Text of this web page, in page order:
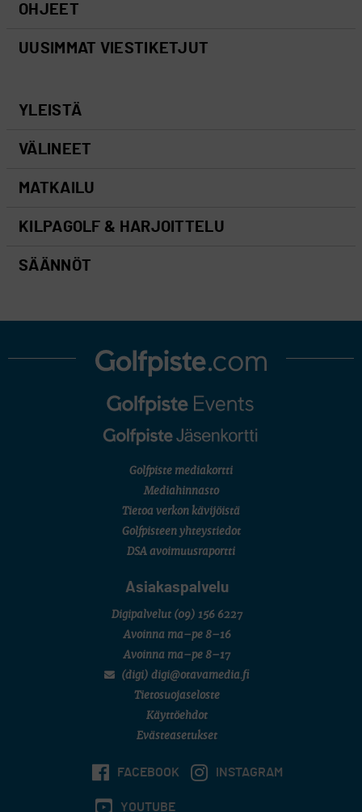
OHJEET
UUSIMMAT VIESTIKETJUT
YLEISTÄ
VÄLINEET
MATKAILU
KILPAGOLF & HARJOITTELU
SÄÄNNÖT
Golfpiste mediakortti
Mediahinnasto
Tietoa verkon kävijöistä
Golfpisteen yhteystiedot
DSA avoimuusraportti
Asiakaspalvelu
Digipalvelut (09) 156 6227
Avoinna ma–pe 8–16
Avoinna ma–pe 8–17
(digi) digi@otavamedia.fi
Tietosuojaseloste
Käyttöehdot
Evästeasetukset
FACEBOOK INSTAGRAM
YOUTUBE